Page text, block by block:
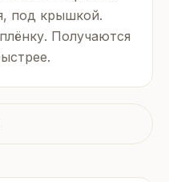
под крышкой.
Получаются